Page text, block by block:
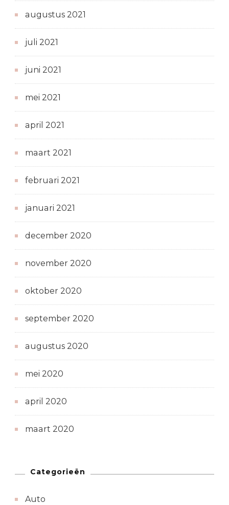
augustus 2021
juli 2021
juni 2021
mei 2021
april 2021
maart 2021
februari 2021
januari 2021
december 2020
november 2020
oktober 2020
september 2020
augustus 2020
mei 2020
april 2020
maart 2020
Categorieën
Auto